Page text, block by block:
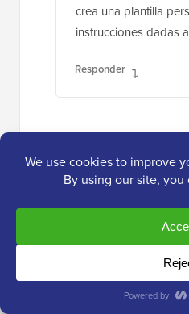
crea una plantilla
instrucciones dadas
Responder
Shawn
10 de nov de 2013 a las 5:16
¿Cómo haces esto para
Taxonomy.php en lugar